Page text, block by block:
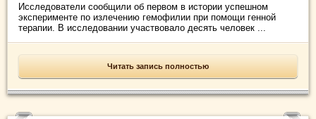
Исследователи сообщили об первом в истории успешном
эксперименте по излечению гемофилии при помощи генной
терапии. В исследовании участвовало десять человек ...
Читать запись полностью